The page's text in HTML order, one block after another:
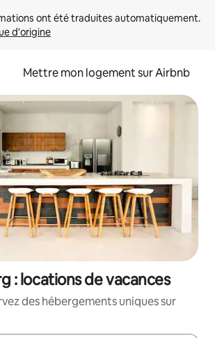
d'origine
Mettre mon logement sur Airbnb
: locations de vacances
des hébergements uniques sur